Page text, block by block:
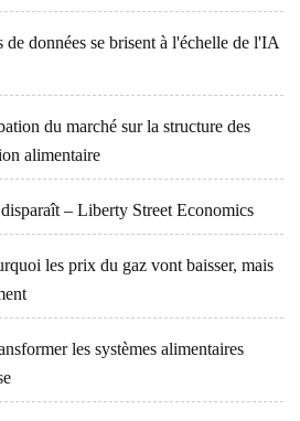
données se brisent à l'échelle de l'IA
du marché sur la structure des
alimentaire
– Liberty Street Economics
les prix du gaz vont baisser, mais
les systèmes alimentaires